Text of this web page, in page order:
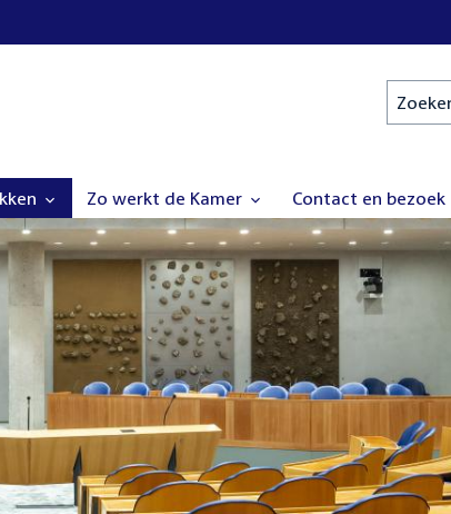
Zoeken
Zo werkt de Kamer Contact en bezoek